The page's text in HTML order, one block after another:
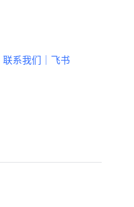
联系我们｜飞书